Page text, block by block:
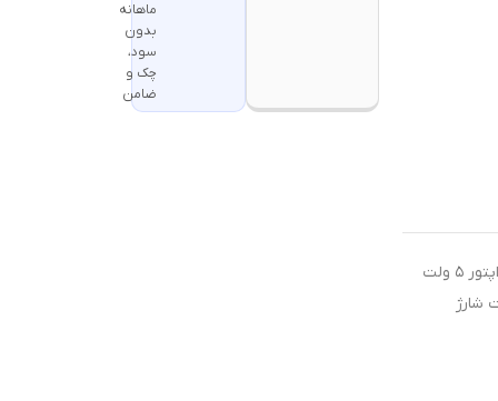
جهت شارژ محصولات شارژی از آداپتور ۵ ولت
شارژ
ماهانه
بدون
سود،
چک و
ضامن